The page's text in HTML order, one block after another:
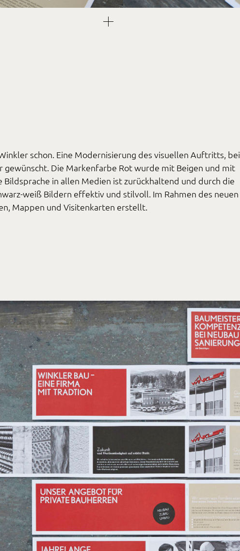
schon. Eine Modernisierung des visuellen Auftritts, bei
gewünscht. Die Markenfarbe Rot wurde mit Beigen und mit
Bildsprache in allen Medien ist zurückhaltend und durch die
weiß Bildern effektiv und stilvoll. Im Rahmen des neuen
Mappen und Visitenkarten erstellt.